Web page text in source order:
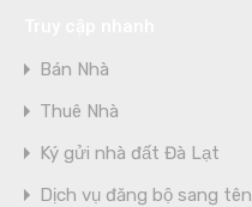
Bán Nhà
Thuê Nhà
Ký gửi nhà đất Đà Lạt
Dịch vụ đăng bộ sang tên